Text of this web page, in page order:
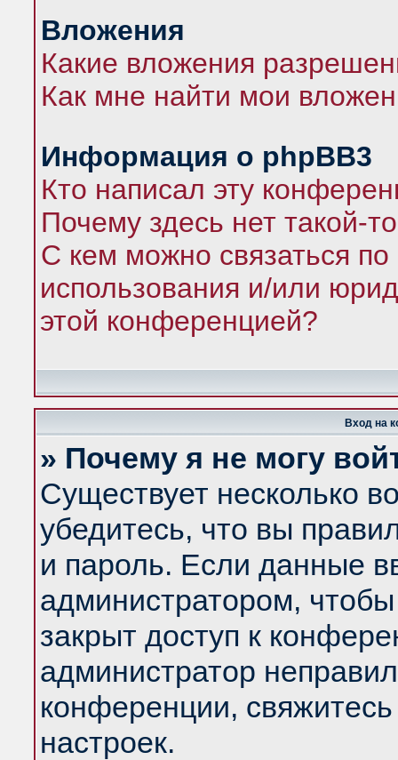
Вложения
Какие вложения
Как мне найти мои
Информация о phpBB3
Кто написал эту
Почему здесь нет такой-
С кем можно связаться по
использования и/или
этой конференцией?
Вход на
» Почему я не могу
Существует несколько
убедитесь, что вы
и пароль. Если данные
администратором,
закрыт доступ к
администратор
конференции,
настроек.